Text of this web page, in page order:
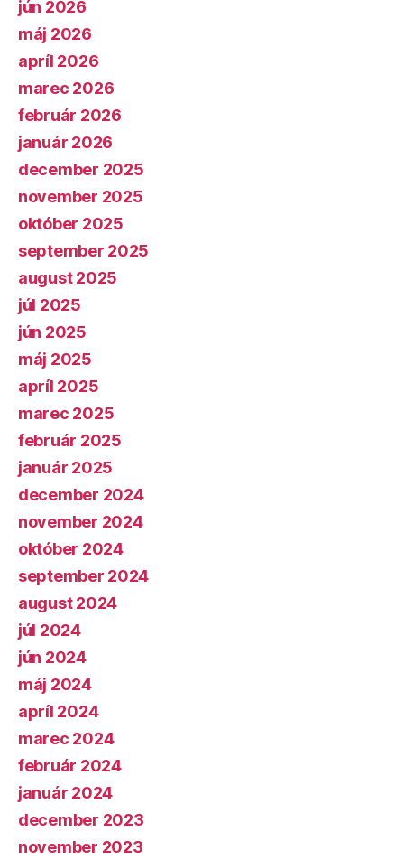
jún 2026
máj 2026
apríl 2026
marec 2026
február 2026
január 2026
december 2025
november 2025
október 2025
september 2025
august 2025
júl 2025
jún 2025
máj 2025
apríl 2025
marec 2025
február 2025
január 2025
december 2024
november 2024
október 2024
september 2024
august 2024
júl 2024
jún 2024
máj 2024
apríl 2024
marec 2024
február 2024
január 2024
december 2023
november 2023